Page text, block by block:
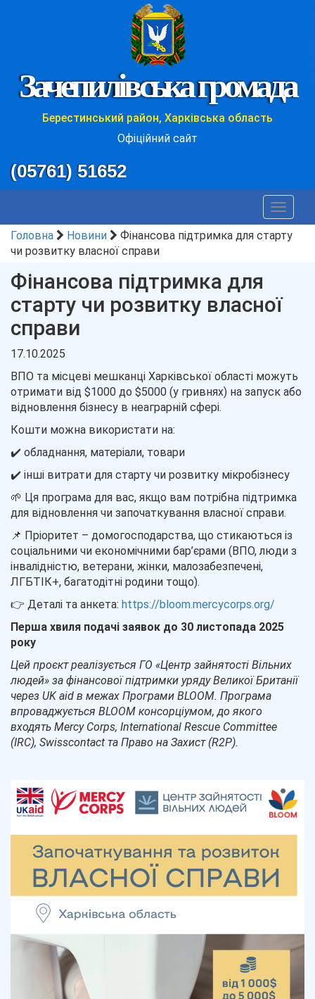
Зачепилівська громада
Берестинський район, Харківська область
Офіційний сайт
(05761) 51652
Toggle
Головна
Новини
Фінансова підтримка для старту
чи розвитку власної справи
Фінансова підтримка для
старту чи розвитку власної
справи
17.10.2025
ВПО та місцеві мешканці Харківської області можуть
отримати від $1000 до $5000 (у гривнях) на запуск або
відновлення бізнесу в неаграрній сфері.
Кошти можна використати на:
✔️ обладнання, матеріали, товари
✔️ інші витрати для старту чи розвитку мікробізнесу
🌱 Ця програма для вас, якщо вам потрібна підтримка
для відновлення чи започаткування власної справи.
📌 Пріоритет – домогосподарства, що стикаються із
соціальними чи економічними бар’єрами (ВПО, люди з
інвалідністю, ветерани, жінки, малозабезпечені,
ЛГБТІК+, багатодітні родини тощо).
👉 Деталі та анкета: https://bloom.mercycorps.org/
Перша хвиля подачі заявок до 30 листопада 2025
року
Цей проєкт реалізується ГО «Центр зайнятості Вільних
людей» за фінансової підтримки уряду Великої Британії
через UK aid в межах Програми BLOOM. Програма
впроваджується BLOOM консорціумом, до якого
входять Mercy Corps, International Rescue Committee
(IRC), Swisscontact та Право на Захист (R2P).